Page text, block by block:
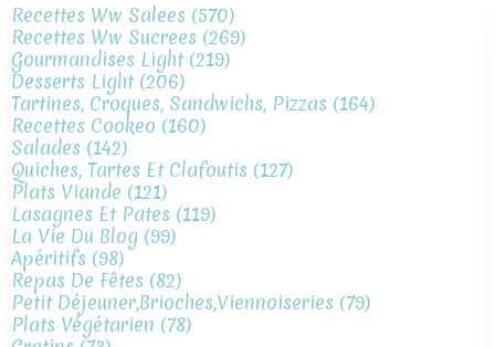
Recettes Ww Salees (570)
Recettes Ww Sucrees (269)
Gourmandises Light(219)
Desserts Light(206)
Tartines, Croques, Sandwichs, Pizzas (164)
Recettes Cookeo (160)
Salades (142)
Quiches, Tartes Et Clafoutis (127)
Plats Viande (121)
Lasagnes Et Pates (119)
La Vie Du Blog (99)
Apéritifs (98)
Repas De Fêtes (82)
Petit Déjeuner,brioches,viennoiseries (79)
Plats Végétarien (78)